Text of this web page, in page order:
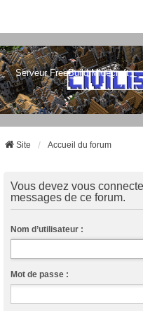
Serveur FreeBuild Minecraft
Site Accueil du forum
Vous devez vous
messages de ce forum.
Nom d’utilisateur :
Mot de passe :